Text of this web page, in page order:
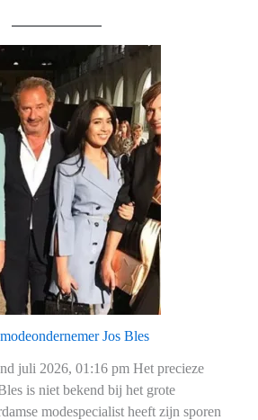
Jos Bles
juli 2026, 01:16 pm Het precieze
is niet bekend bij het grote
modespecialist heeft zijn sporen